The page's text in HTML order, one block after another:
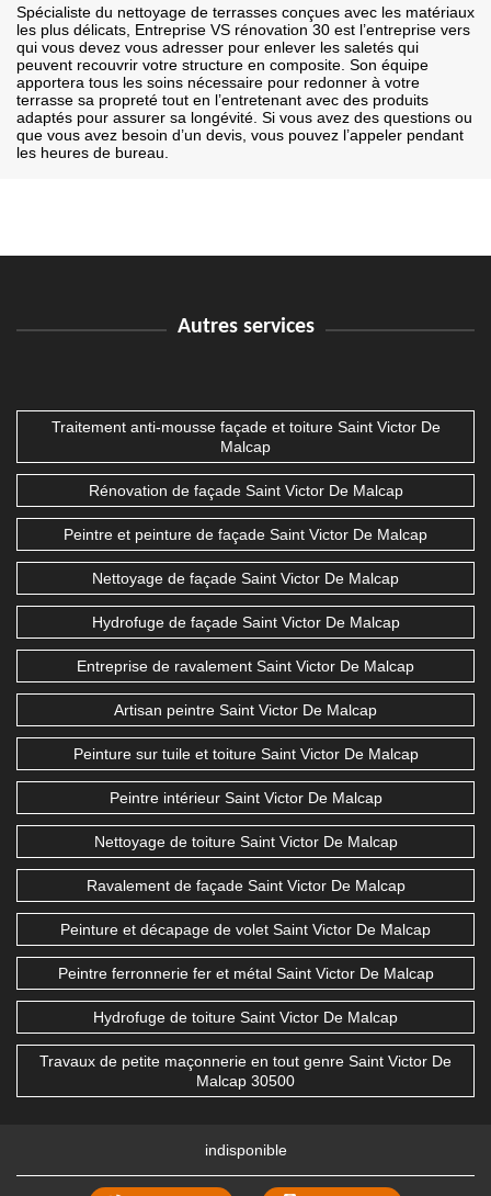
Spécialiste du nettoyage de terrasses conçues avec les matériaux
les plus délicats, Entreprise VS rénovation 30 est l’entreprise vers
qui vous devez vous adresser pour enlever les saletés qui
peuvent recouvrir votre structure en composite. Son équipe
apportera tous les soins nécessaire pour redonner à votre
terrasse sa propreté tout en l’entretenant avec des produits
adaptés pour assurer sa longévité. Si vous avez des questions ou
que vous avez besoin d’un devis, vous pouvez l’appeler pendant
les heures de bureau.
Autres services
Traitement anti-mousse façade et toiture Saint Victor De
Malcap
Rénovation de façade Saint Victor De Malcap
Peintre et peinture de façade Saint Victor De Malcap
Nettoyage de façade Saint Victor De Malcap
Hydrofuge de façade Saint Victor De Malcap
Entreprise de ravalement Saint Victor De Malcap
Artisan peintre Saint Victor De Malcap
Peinture sur tuile et toiture Saint Victor De Malcap
Peintre intérieur Saint Victor De Malcap
Nettoyage de toiture Saint Victor De Malcap
Ravalement de façade Saint Victor De Malcap
Peinture et décapage de volet Saint Victor De Malcap
Peintre ferronnerie fer et métal Saint Victor De Malcap
Hydrofuge de toiture Saint Victor De Malcap
Travaux de petite maçonnerie en tout genre Saint Victor De
Malcap 30500
indisponible